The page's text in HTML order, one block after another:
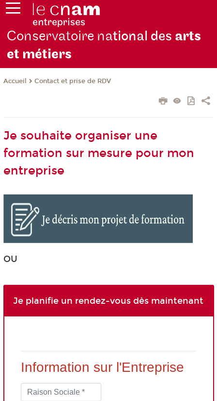
Conservatoire national des arts
et métiers
Accueil Contact et prise de RDV
Je souhaite organiser une
formation sur mesure pour mon
entreprise
OU
Je planifie un rendez-vous dès maintenant